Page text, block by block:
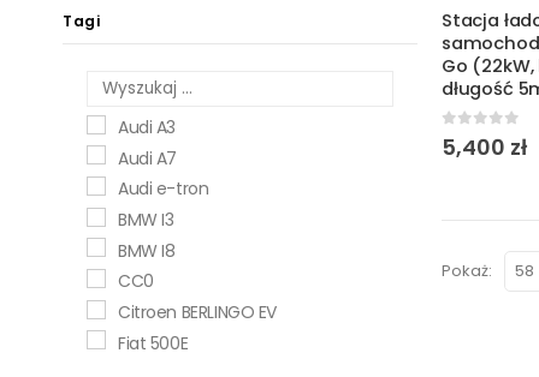
Stacja
Go
długość
0out of 5
5,400 zł
Pokaż:
Tagi
Audi A3
Audi A7
Audi e-tron
BMW I3
BMW I8
CC0
Citroen BERLINGO EV
Fiat 500E